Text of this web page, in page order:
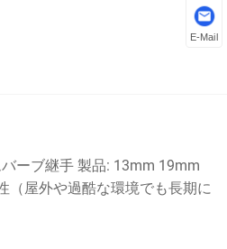
ーブ継手 製品: 13mm 19mm
（屋外や過酷な環境でも長期に
E-Mail